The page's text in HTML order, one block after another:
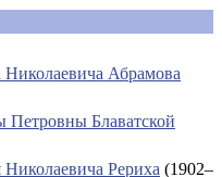
Николаевича Абрамова
Петровны Блаватской
Рериха (1902–